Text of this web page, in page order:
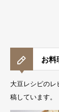
お料
大豆レシピの
稿しています。